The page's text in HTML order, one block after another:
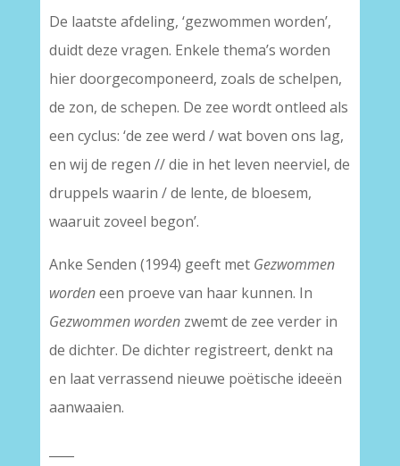
De laatste afdeling, ‘gezwommen worden’,
duidt deze vragen. Enkele thema’s worden
hier doorgecomponeerd, zoals de schelpen,
de zon, de schepen. De zee wordt ontleed als
een cyclus: ‘de zee werd / wat boven ons lag,
en wij de regen // die in het leven neerviel, de
druppels waarin / de lente, de bloesem,
waaruit zoveel begon’.
Anke Senden (1994) geeft met Gezwommen
wordeneen proeve van haar kunnen. In
Gezwommen wordenzwemt de zee verder in
de dichter. De dichter registreert, denkt na
en laat verrassend nieuwe poëtische ideeën
aanwaaien.